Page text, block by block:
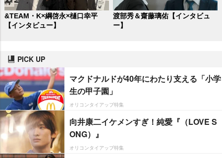
&TEAM・K×綱啓永×樋口幸平
【インタビュー】
渡部秀＆齋藤璃佑【インタビュ
ー】
PICK UP
マクドナルドが40年にわたり支える「小学
生の甲子園」
オリコンタイアップ特集
向井康二イケメンすぎ！純愛『（LOVE S
ONG）』
オリコンタイアップ特集